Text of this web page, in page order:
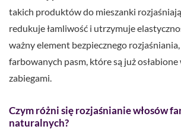
takich produktów do mieszanki
redukuje łamliwość i utrzymuje
ważny element bezpiecznego
farbowanych pasm, które są już osłabione
zabiegami.
Czym różni się rozjaśnianie włosów
naturalnych?